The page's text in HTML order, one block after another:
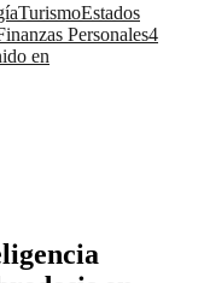
TurismoEstados
Personales4
en